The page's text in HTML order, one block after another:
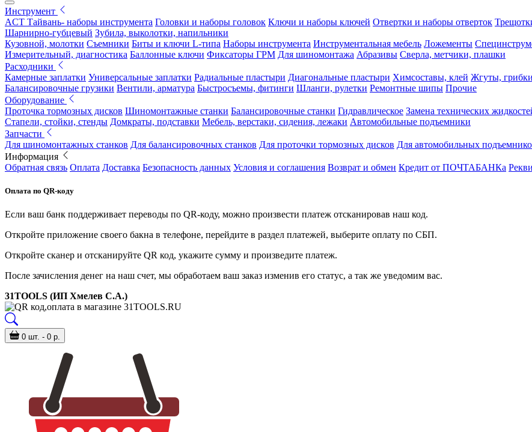
Инструмент
ACT Тайвань- наборы инструмента Головки и наборы головок Ключи и наборы ключей Отвертки и наборы отверток
Шарнирно-губцевый Зубила, выколотки, напильники
Кузовной, молотки Съемники Биты и ключи L-типа Наборы инструмента Инструментальная мебель Ложементы
Измерительный, диагностика Баллонные ключи Фиксаторы ГРМ Для шиномонтажа Абразивы Сверла, метчики, плашки
Расходники
Камерные заплатки Универсальные заплатки Радиальные пластыри Диагональные пластыри Химсоставы, клей Жгуты, грибки
Балансировочные грузики Вентили, арматура Быстросъемы, фитинги Шланги, рулетки Ремонтные шипы Прочие
Оборудование
Проточка тормозных дисков Шиномонтажные станки Балансировочные станки Гидравлическое Замена технических
Стапели, стойки, стенды Домкраты, подставки Мебель, верстаки, сидения, лежаки Автомобильные подъемники
Запчасти
Для шиномонтажных станков Для балансировочных станков Для проточки тормозных дисков Для автомобильных
Информация
Обратная связь Оплата Доставка Безопасность данных Условия и соглашения Возврат и обмен Кредит от ПОЧТАБАНКа
Оплата по QR-коду
Если ваш банк поддерживает переводы по QR-коду, можно произвести платеж отсканировав наш код.
Откройте приложение своего бакна в телефоне, перейдите в раздел платежей, выберите оплату по СБП.
Откройте сканер и отсканируйте QR код, укажите сумму и произведите платеж.
После зачисления денег на наш счет, мы обработаем ваш заказ изменив его статус, а так же уведомим вас.
31TOOLS (ИП Хмелев С.А.)
0 шт. - 0 р.